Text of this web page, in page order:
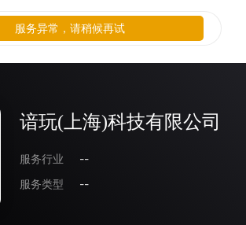
谙玩(上海)科技有限公司
服务行业
--
服务类型
--
服务异常，请稍候再试